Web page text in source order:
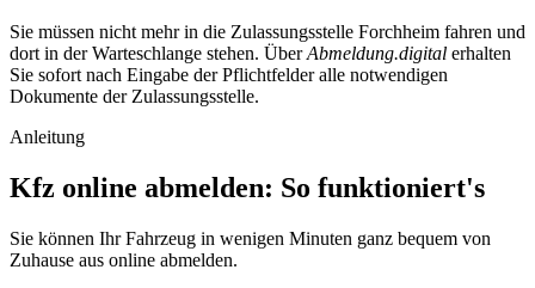
Sie müssen nicht mehr in die Zulassungsstelle Forchheim fahren und
dort in der Warteschlange stehen. ÜberAbmeldung.digital erhalten
Sie sofort nach Eingabe der Pflichtfelder alle notwendigen
Dokumente der Zulassungsstelle.
Anleitung
Kfz online abmelden: So funktioniert's
Sie können Ihr Fahrzeug in wenigen Minuten ganz bequem von
Zuhause aus online abmelden.